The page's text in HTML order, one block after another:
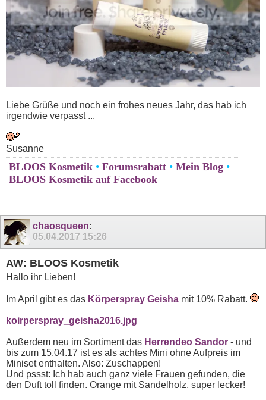
Liebe Grüße und noch ein frohes neues Jahr, das hab ich
irgendwie verpasst ...
Susanne
BLOOS Kosmetik • Forumsrabatt • Mein Blog •
BLOOS Kosmetik auf Facebook
chaosqueen:
05.04.2017 15:26
AW: BLOOS Kosmetik
Hallo ihr Lieben!
Im April gibt es das Körperspray Geisha mit 10% Rabatt.
koirperspray_geisha2016.jpg
Außerdem neu im Sortiment das Herrendeo Sandor - und
bis zum 15.04.17 ist es als achtes Mini ohne Aufpreis im
Miniset enthalten. Also: Zuschappen!
Und pssst: Ich hab auch ganz viele Frauen gefunden, die
den Duft toll finden. Orange mit Sandelholz, super lecker!